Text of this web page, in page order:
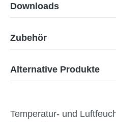
Downloads
Zubehör
Alternative Produkte
Temperatur- und